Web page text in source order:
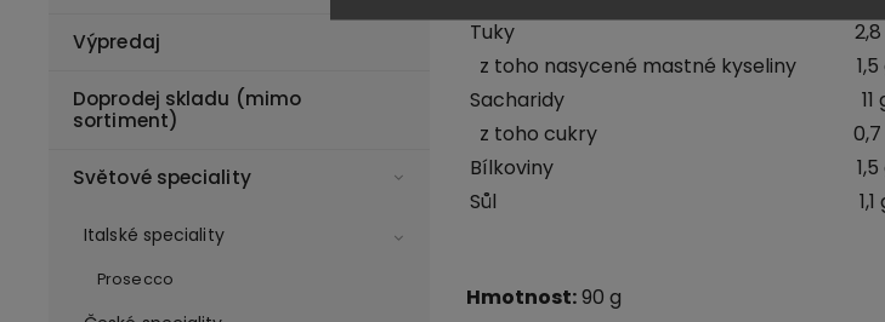
Výpredaj
Doprodej skladu (mimo
sortiment)
Světové speciality
Italské speciality
Prosecco
Tuky
z toho nasycené mastné kyseliny
Sacharidy
11
z toho cukry
Bílkoviny
Sůl
1,1
Hmotnost:90 g